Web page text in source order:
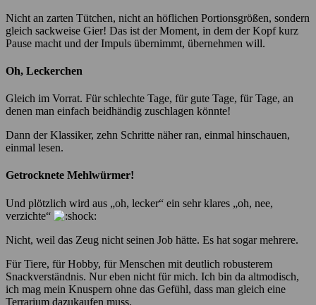
Nicht an zarten Tütchen, nicht an höflichen Portionsgrößen, sondern
gleich sackweise Gier! Das ist der Moment, in dem der Kopf kurz
Pause macht und der Impuls übernimmt, übernehmen will.
Oh, Leckerchen
Gleich im Vorrat. Für schlechte Tage, für gute Tage, für Tage, an
denen man einfach beidhändig zuschlagen könnte!
Dann der Klassiker, zehn Schritte näher ran, einmal hinschauen,
einmal lesen.
Getrocknete Mehlwürmer!
Und plötzlich wird aus „oh, lecker“ ein sehr klares „oh, nee,
verzichte“
Nicht, weil das Zeug nicht seinen Job hätte. Es hat sogar mehrere.
Für Tiere, für Hobby, für Menschen mit deutlich robusterem
Snackverständnis. Nur eben nicht für mich. Ich bin da altmodisch,
ich mag mein Knuspern ohne das Gefühl, dass man gleich eine
Terrarium dazukaufen muss.